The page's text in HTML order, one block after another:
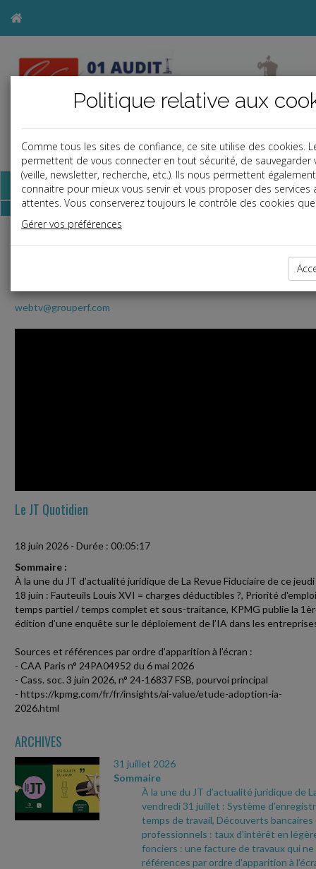
b
j
a
Base documentaire
Toute l'actualité juridique en vidéo avec
webtv@grouperf.com
Le JT Quotidien
18 juin 2026 - Durée : 00:05:17
Sommaire :
À la une du JT d’actualité juridique de La Revue Fiduciaire de ce jeudi
18 juin : Fauteuils Louis XVI = charges déductibles ?, Priorité d'emploi
temps partiel / temps complet et sous-traitance, KPMG publie la
édition d’une enquête sur le déploiement de l’IA dans les
Sources et références par ordre d’apparition à l’écran :
- CAA Paris n° 24PA04952 du 6 mai 2026
- Cass. soc. 3 juin 2026, n° 24-16837 FSB, pourvoi principal
- https://kpmg.com/fr/fr/insights/ai-value/etude-adoption-ia-
2026.html
ARCHIVES
31 juillet 2026
Sommaire
À la une du JT d’actualité juridique de
vendredi 31 juillet : Système
temps de travail, Découverts
professionnels : taux d'intérêt en
fonciers : une facture de travaux qui
références par ordre d’apparition à
Politique relative aux
Comme tous les sites de confiance, ce site utilise des cookies.
permettent de vous connecter en tout sécurité, de sauvegarder
(veille, newsletter, recherche, etc.). Ils nous permettent
connaitre pour mieux vous servir et vous proposer des services
attentes. Vous conserverez toujours le contrôle des cookies
Gérer vos préférences